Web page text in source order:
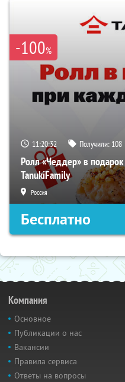
-100%
11:20:32 Получили: 108
Ролл «Чеддер» в
TanukiFamily
Россия
Бесплатно
Компания
Основное
Публикации о нас
Вакансии
Правила сервиса
Ответы на вопросы